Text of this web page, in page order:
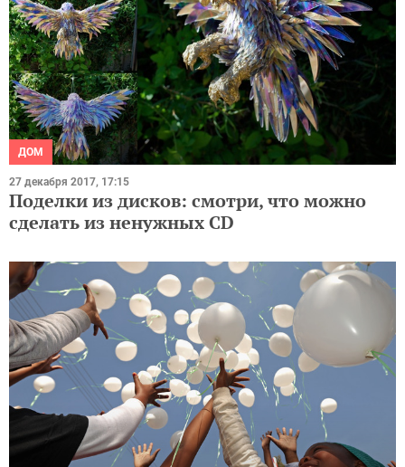
ДОМ
27 декабря 2017, 17:15
Поделки из дисков: смотри, что можно
сделать из ненужных CD